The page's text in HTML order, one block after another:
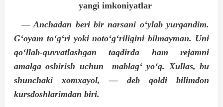
yangi imkoniyatlar
— Anchadan beri bir narsani o‘ylab yurgandim.
G‘oyam to‘g‘ri yoki noto‘g‘riligini bilmayman. Uni
qo‘llab-quvvatlashgan taqdirda ham rejamni
amalga oshirish uchun
mablag‘ yo‘q. Xullas, bu
shunchaki xomxayol, — deb qoldi bilimdon
kursdoshlarimdan biri.